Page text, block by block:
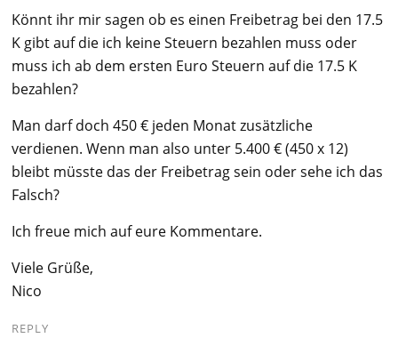
Könnt ihr mir sagen ob es einen Freibetrag bei den 17.5
K gibt auf die ich keine Steuern bezahlen muss oder
muss ich ab dem ersten Euro Steuern auf die 17.5 K
bezahlen?
Man darf doch 450 € jeden Monat zusätzliche
verdienen. Wenn man also unter 5.400 € (450 x 12)
bleibt müsste das der Freibetrag sein oder sehe ich das
Falsch?
Ich freue mich auf eure Kommentare.
Viele Grüße,
Nico
REPLY